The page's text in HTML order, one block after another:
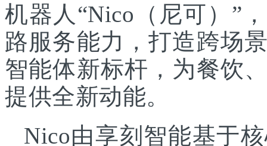
机器人“Nico（尼可）”
路服务能力，打造跨场
智能体新标杆，为餐饮
提供全新动能。
Nico由享刻智能基于